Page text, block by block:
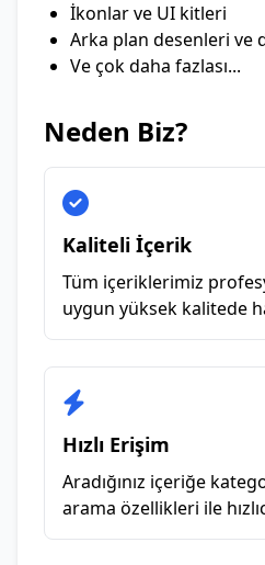
İkonlar ve UI kitleri
Arka plan desenleri ve
Ve çok daha fazlası...
Neden Biz?
Kaliteli İçerik
Tüm içeriklerimiz
uygun yüksek kalitede
Hızlı Erişim
Aradığınız içeriğe
arama özellikleri ile